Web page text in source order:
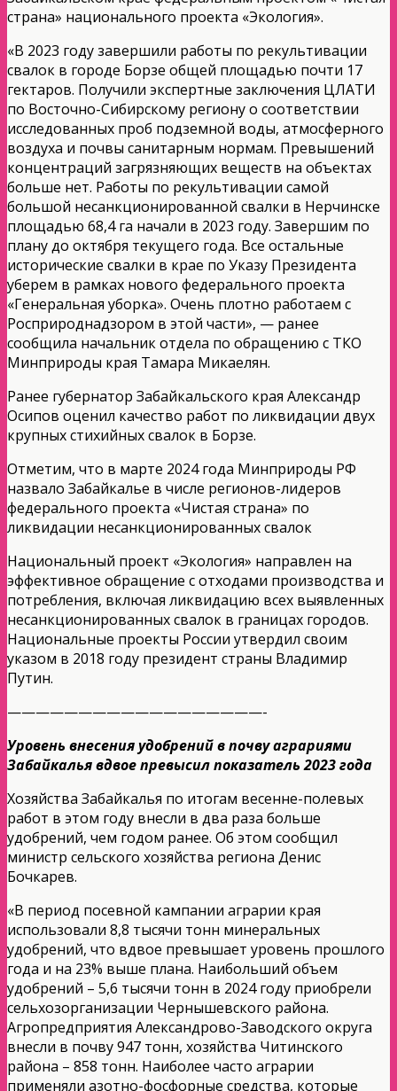
страна» национального проекта «Экология».
«В 2023 году завершили работы по рекультивации
свалок в городе Борзе общей площадью почти 17
гектаров. Получили экспертные заключения ЦЛАТИ
по Восточно-Сибирскому региону о соответствии
исследованных проб подземной воды, атмосферного
воздуха и почвы санитарным нормам. Превышений
концентраций загрязняющих веществ на объектах
больше нет. Работы по рекультивации самой
большой несанкционированной свалки в Нерчинске
площадью 68,4 га начали в 2023 году. Завершим по
плану до октября текущего года. Все остальные
исторические свалки в крае по Указу Президента
уберем в рамках нового федерального проекта
«Генеральная уборка». Очень плотно работаем с
Росприроднадзором в этой части», — ранее
сообщила начальник отдела по обращению с ТКО
Минприроды края Тамара Микаелян.
Ранее губернатор Забайкальского края Александр
Осипов оценил качество работ по ликвидации двух
крупных стихийных свалок в Борзе.
Отметим, что в марте 2024 года Минприроды РФ
назвало Забайкалье в числе регионов-лидеров
федерального проекта «Чистая страна» по
ликвидации несанкционированных свалок
Национальный проект «Экология» направлен на
эффективное обращение с отходами производства и
потребления, включая ликвидацию всех выявленных
несанкционированных свалок в границах городов.
Национальные проекты России утвердил своим
указом в 2018 году президент страны Владимир
Путин.
——————————————————-
Уровень внесения удобрений в почву аграриями
Забайкалья вдвое превысил показатель 2023 года
Хозяйства Забайкалья по итогам весенне-полевых
работ в этом году внесли в два раза больше
удобрений, чем годом ранее. Об этом сообщил
министр сельского хозяйства региона Денис
Бочкарев.
«В период посевной кампании аграрии края
использовали 8,8 тысячи тонн минеральных
удобрений, что вдвое превышает уровень прошлого
года и на 23% выше плана. Наибольший объем
удобрений – 5,6 тысячи тонн в 2024 году приобрели
сельхозорганизации Чернышевского района.
Агропредприятия Александрово-Заводского округа
внесли в почву 947 тонн, хозяйства Читинского
района – 858 тонн. Наиболее часто аграрии
применяли азотно-фосфорные средства, которые